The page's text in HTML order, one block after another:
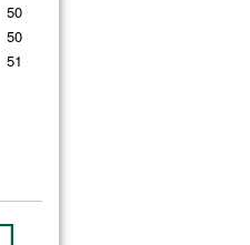
50
50
51
62
65